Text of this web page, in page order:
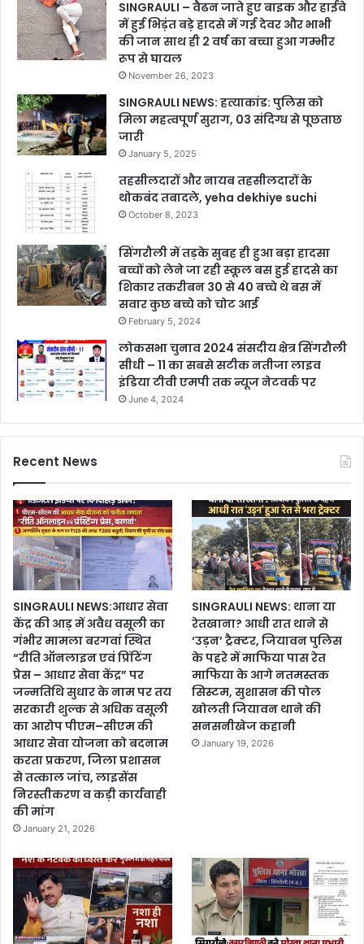
SINGRAULI – वैढन जाते हुए बाइक और हाईवे
में हुई भिड़ंत बड़े हादसे में गई देवर और भाभी
की जान साथ ही 2 वर्ष का बच्चा हुआ गम्भीर
रूप से घायल
November 26, 2023
SINGRAULI NEWS: हत्याकांड: पुलिस को
मिला महत्वपूर्ण सुराग, 03 संदिग्ध से पूछताछ
जारी
January 5, 2025
तहसीलदारों और नायब तहसीलदारों के
थोकबंद तबादले, yeha dekhiye suchi
October 8, 2023
सिंगरौली में तड़के सुबह ही हुआ बड़ा हादसा
बच्चों को लेने जा रही स्कूल बस हुई हादसे का
शिकार तकरीबन 30 से 40 बच्चे थे बस में
सवार कुछ बच्चे को चोट आई
February 5, 2024
लोकसभा चुनाव 2024 संसदीय क्षेत्र सिंगरौली
सीधी – 11 का सबसे सटीक नतीजा लाइव
इंडिया टीवी एमपी तक न्यूज नेटवर्क पर
June 4, 2024
Recent News
SINGRAULI NEWS:आधार सेवा
केंद्र की आड़ में अवैध वसूली का
गंभीर मामला बरगवां स्थित
“रीति ऑनलाइन एवं प्रिंटिंग
प्रेस – आधार सेवा केंद्र” पर
जन्मतिथि सुधार के नाम पर तय
सरकारी शुल्क से अधिक वसूली
का आरोप पीएम–सीएम की
आधार सेवा योजना को बदनाम
करता प्रकरण, जिला प्रशासन
से तत्काल जांच, लाइसेंस
निरस्तीकरण व कड़ी कार्यवाही
की मांग
January 21, 2026
SINGRAULI NEWS: थाना या
रेतखाना? आधी रात थाने से
‘उड़न’ ट्रैक्टर, जियावन पुलिस
के पहरे में माफिया पास रेत
माफिया के आगे नतमस्तक
सिस्टम, सुशासन की पोल
खोलती जियावन थाने की
सनसनीखेज कहानी
January 19, 2026